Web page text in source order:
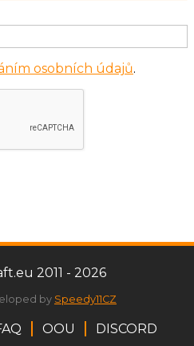
osobních údajů.
2011 - 2026
by Speedy11CZ
OOU DISCORD